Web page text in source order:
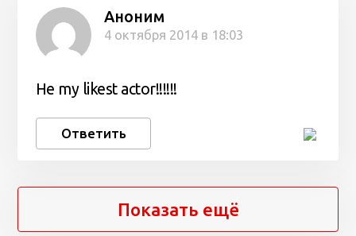
Аноним
4 октября 2014 в 18:03
He my likest actor!!!!!!
Ответить
Показать ещё